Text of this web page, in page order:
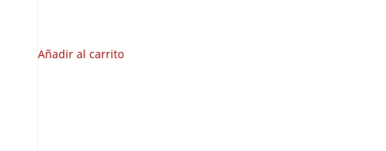
Añadir al carrito